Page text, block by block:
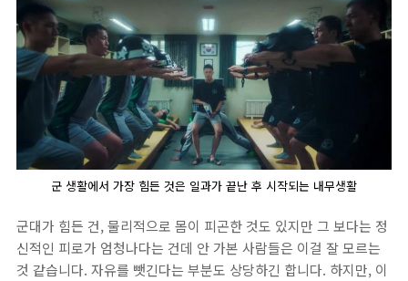
군 생활에서 가장 힘든 것은 일과가 끝난 후 시작되는 내무생활
군대가 힘든 건, 물리적으로 몸이 피곤한 것도 있지만 그 보다는 정
신적인 피로가 엄청나다는 건데 안 가본 사람들은 이걸 잘 모르는
것 같습니다. 자유를 뺏긴다는 부분도 상당하긴 합니다. 하지만, 이